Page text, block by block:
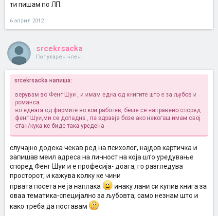
ти пишам по ЛП.
6 април 2012
srcekrsacka
Популарен член
srcekrsacka напиша:
верувам во Фенг Шуи , и имам една од книгите што е за љубов и
романса
во едната од фирмите во кои работев, беше се направено според
фенг Шуи,ми се допадна , па здравје бозе ако некогаш имам свој
стан/кука ке биде така уредена
случајно додека чекав ред на психолог, најдов картичка и
запишав меил адреса на личност на која што уредување
според Фенг Шуи и е професија- доага, го разгледува
просторот, и кажува колку ке чини
првата посета не ја наплака
инаку лани си купив книга за
оваа тематика-специјално за љубовта, само незнам што и
како треба да поставам